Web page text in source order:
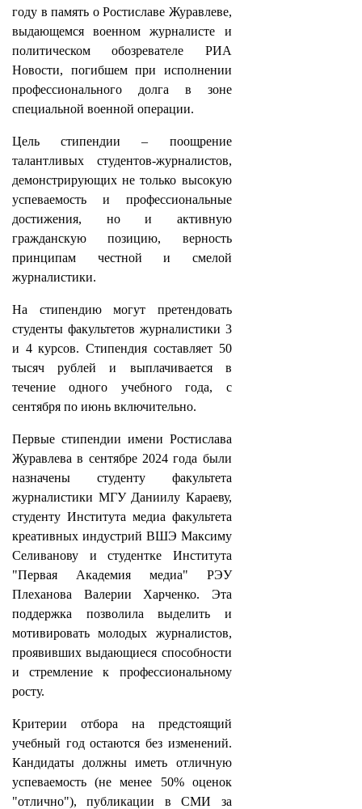
году в память о Ростиславе Журавлеве,
выдающемся военном журналисте и
политическом обозревателе РИА
Новости, погибшем при исполнении
профессионального долга в зоне
специальной военной операции.
Цель стипендии – поощрение
талантливых студентов-журналистов,
демонстрирующих не только высокую
успеваемость и профессиональные
достижения, но и активную
гражданскую позицию, верность
принципам честной и смелой
журналистики.
На стипендию могут претендовать
студенты факультетов журналистики 3
и 4 курсов. Стипендия составляет 50
тысяч рублей и выплачивается в
течение одного учебного года, с
сентября по июнь включительно.
Первые стипендии имени Ростислава
Журавлева в сентябре 2024 года были
назначены студенту факультета
журналистики МГУ Даниилу Караеву,
студенту Института медиа факультета
креативных индустрий ВШЭ Максиму
Селиванову и студентке Института
"Первая Академия медиа" РЭУ
Плеханова Валерии Харченко. Эта
поддержка позволила выделить и
мотивировать молодых журналистов,
проявивших выдающиеся способности
и стремление к профессиональному
росту.
Критерии отбора на предстоящий
учебный год остаются без изменений.
Кандидаты должны иметь отличную
успеваемость (не менее 50% оценок
"отлично"), публикации в СМИ за